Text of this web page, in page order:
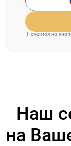
Нажимая на
Наш
на